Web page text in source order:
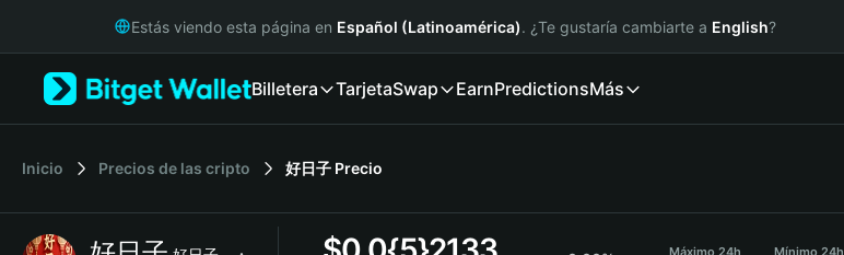
Русский
Italiano
简体中文
Estás viendo esta página en Español (Latinoamérica). ¿Te gustaría cambiarte a English?
Billetera TarjetaSwap EarnPredictionsMás
Inicio Precios de las cripto 好日子 Precio
Máximo 24h Mínimo 24h